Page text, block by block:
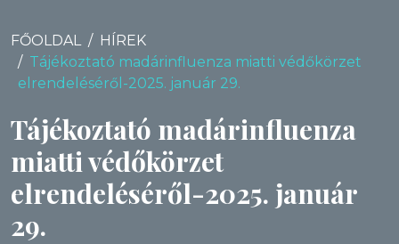
FŐOLDAL
HÍREK
Tájékoztató madárinfluenza miatti védőkörzet
elrendeléséről-2025. január 29.
Tájékoztató madárinfluenza
miatti védőkörzet
elrendeléséről-2025. január
29.